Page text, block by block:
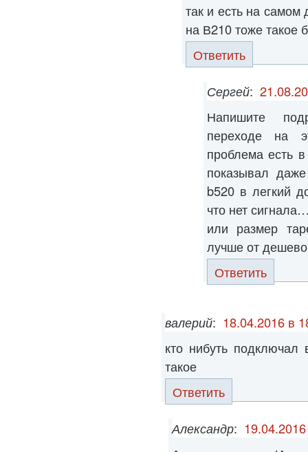
так и есть на самом
на В210 тоже такое
Ответить
Сергей:
Напишите
переходе на
проблема есть
показывал
b520 в легкий
что нет
или размер
лучше от
Ответить
валерий: 18.04.2016 в
кто нибуть
такое
Ответить
Александр: